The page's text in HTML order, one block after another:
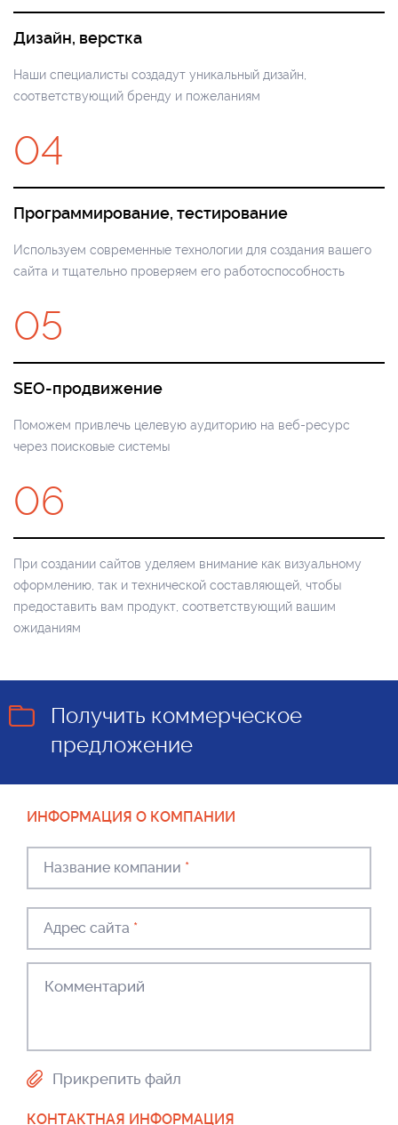
Дизайн, верстка
Наши специалисты создадут уникальный дизайн,
соответствующий бренду и пожеланиям
04
Программирование, тестирование
Используем современные технологии для создания вашего
сайта и тщательно проверяем его работоспособность
05
SEO-продвижение
Поможем привлечь целевую аудиторию на веб-ресурс
через поисковые системы
06
При создании сайтов уделяем внимание как визуальному
оформлению, так и технической составляющей, чтобы
предоставить вам продукт, соответствующий вашим
ожиданиям
Получить коммерческое
предложение
ИНФОРМАЦИЯ О КОМПАНИИ
Название компании *
Адрес сайта *
Прикрепить файл
КОНТАКТНАЯ ИНФОРМАЦИЯ